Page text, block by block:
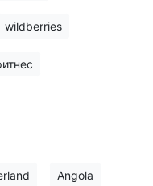
wildberries
Angola